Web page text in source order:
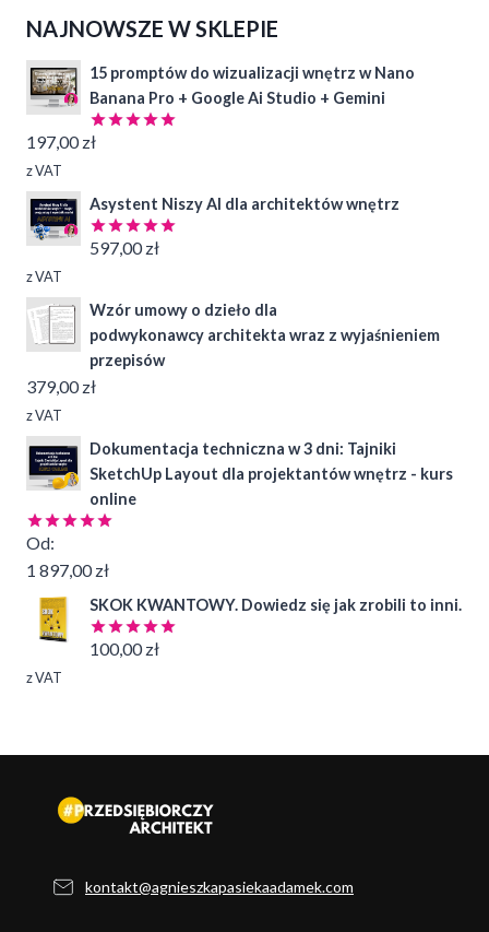
NAJNOWSZE W SKLEPIE
15 promptów do wizualizacji wnętrz w Nano
Banana Pro + Google Ai Studio + Gemini
Oceniono
197,00zł
z VAT
Asystent Niszy AI dla architektów wnętrz
Oceniono
597,00zł
z VAT
Wzór umowy o dzieło dla
podwykonawcy architekta wraz z wyjaśnieniem
przepisów
379,00zł
z VAT
Dokumentacja techniczna w 3 dni: Tajniki
SketchUp Layout dla projektantów wnętrz - kurs
online
Oceniono
4.99na 5
Od:
1 897,00zł
SKOK KWANTOWY. Dowiedz się jak zrobili to inni.
Oceniono
100,00zł
z VAT
kontakt@agnieszkapasiekaadamek.com